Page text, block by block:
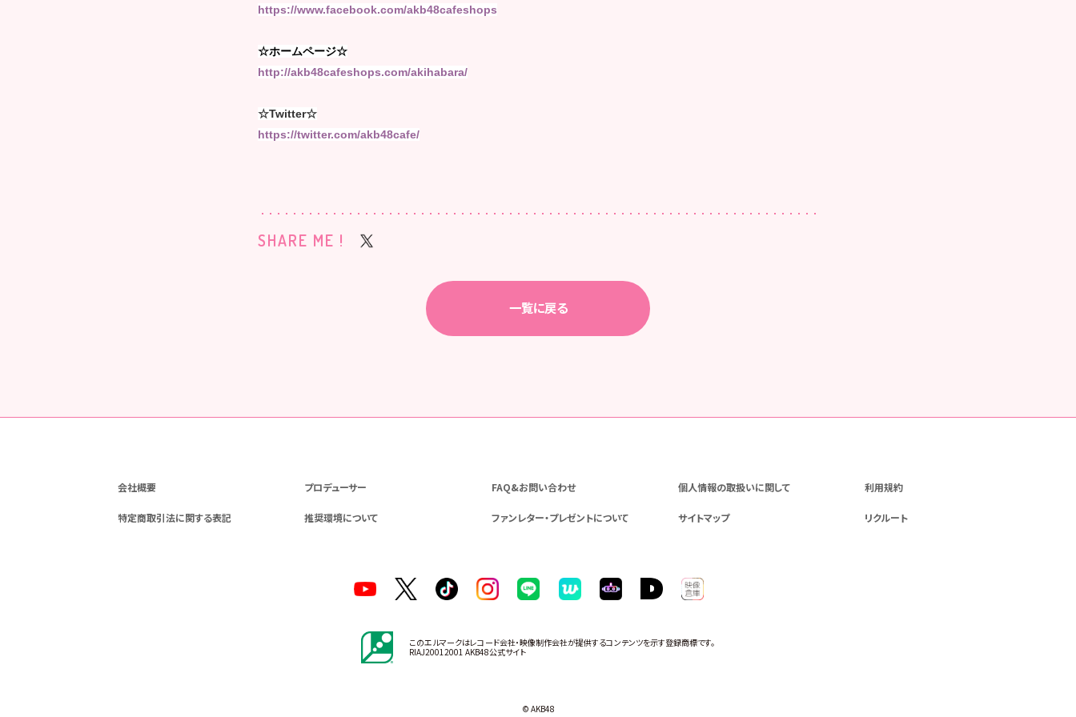
https://www.facebook.com/akb48cafeshops
☆ホームページ☆
http://akb48cafeshops.com/akihabara/
☆Twitter☆
https://twitter.com/akb48cafe/
SHARE ME !
一覧に戻る
会社概要 プロデューサー FAQ&お問い合わせ 個人情報の取扱いに関して 利用規約
特定商取引法に関する表記 推奨環境について ファンレター・プレゼントについて サイトマップ リクルート
このエルマークはレコード会社・映像制作会社が提供するコンテンツを示す登録商標です。
RIAJ20012001 AKB48公式サイト
© AKB48